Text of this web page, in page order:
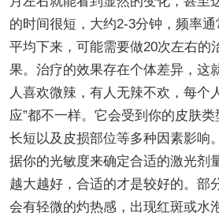
的时间很短，大约2-3分钟，频率通
平均下来，可能需要做20次左右的
果。治疗的效果存在个体差异，这
人喜欢微辣，有人无辣不欢，每个
应”都不一样。它会受到你的皮肤
长短以及皮损部位等多种因素影响
据你的光敏度来确定合适的激光剂
越大越好，合适的才是较好的。部
会有轻微的灼热感，出现红斑或水